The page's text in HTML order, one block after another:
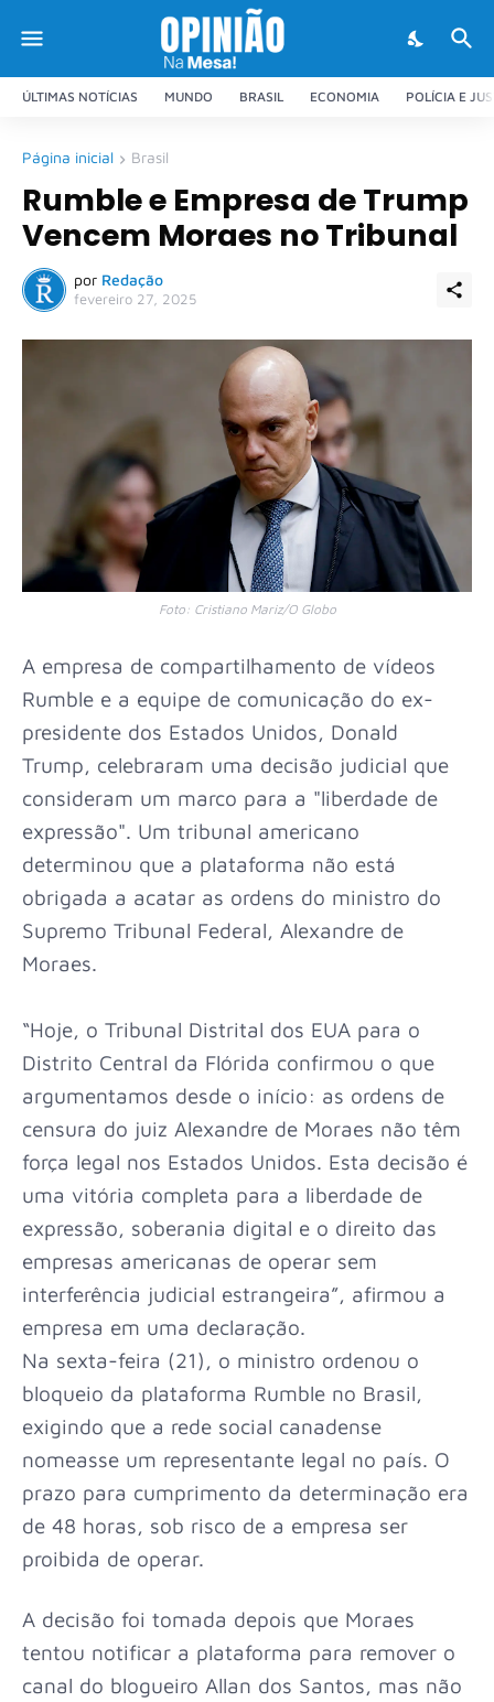
ÚLTIMAS NOTÍCIAS MUNDO BRASIL ECONOMIA POLÍCIA E
Página inicial Brasil
Rumble e Empresa de Trump
Vencem Moraes no Tribunal
por Redação
fevereiro 27, 2025
Foto: Cristiano Mariz/O Globo
A empresa de compartilhamento de vídeos
Rumble e a equipe de comunicação do ex-
presidente dos Estados Unidos, Donald
Trump, celebraram uma decisão judicial que
consideram um marco para a "liberdade de
expressão". Um tribunal americano
determinou que a plataforma não está
obrigada a acatar as ordens do ministro do
Supremo Tribunal Federal, Alexandre de
Moraes.
“Hoje, o Tribunal Distrital dos EUA para o
Distrito Central da Flórida confirmou o que
argumentamos desde o início: as ordens de
censura do juiz Alexandre de Moraes não têm
força legal nos Estados Unidos. Esta decisão é
uma vitória completa para a liberdade de
expressão, soberania digital e o direito das
empresas americanas de operar sem
interferência judicial estrangeira”, afirmou a
empresa em uma declaração.
Na sexta-feira (21), o ministro ordenou o
bloqueio da plataforma Rumble no Brasil,
exigindo que a rede social canadense
nomeasse um representante legal no país. O
prazo para cumprimento da determinação era
de 48 horas, sob risco de a empresa ser
proibida de operar.
A decisão foi tomada depois que Moraes
tentou notificar a plataforma para remover o
canal do blogueiro Allan dos Santos, mas não